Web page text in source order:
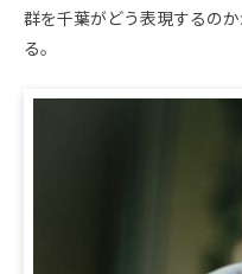
群を千葉がどう表現するの
る。